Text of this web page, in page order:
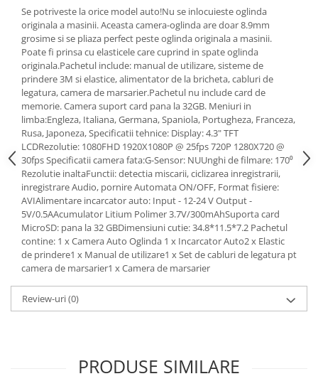
Cititoare coduri de bare
Accesorii pistoale de lipit
Aparate termoviziune
Banda Izolatoare
Microscoape
Paste de lipit
Surse de laborator
Suruburi, dibluri si accesorii uz
general
Termometre
Unelte si aparate de masura
Accesorii si electrice auto
Becuri auto, leduri
Suporturi telefoane
Accesorii auto
Se potriveste la orice model auto!Nu se inlocuieste oglinda
originala a masinii. Aceasta camera-oglinda are doar 8.9mm
grosime si se pliaza perfect peste oglinda originala a masinii.
Poate fi prinsa cu elasticele care cuprind in spate oglinda
originala.Pachetul include: manual de utilizare, sisteme de
prindere 3M si elastice, alimentator de la bricheta, cabluri de
legatura, camera de marsarier.Pachetul nu include card de
memorie. Camera suport card pana la 32GB. Meniuri in
limba:Engleza, Italiana, Germana, Spaniola, Portugheza, Franceza,
Rusa, Japoneza, Specificatii tehnice: Display: 4.3" TFT
LCDRezolutie: 1080FHD 1920X1080P @ 25fps 720P 1280X720 @
30fps Specificatii camera fata:G-Sensor: NUUnghi de filmare: 170⁰
Rezolutie inaltaFunctii: detectia miscarii, ciclizarea inregistrarii,
inregistrare Audio, pornire Automata ON/OFF, Format fisiere:
AVIAlimentare incarcator auto: Input - 12-24 V Output -
5V/0.5AAcumulator Litium Polimer 3.7V/300mAhSuporta card
MicroSD: pana la 32 GBDimensiuni cutie: 34.8*11.5*7.2 Pachetul
contine: 1 x Camera Auto Oglinda 1 x Incarcator Auto2 x Elastic
de prindere1 x Manual de utilizare1 x Set de cabluri de legatura pt
camera de marsarier1 x Camera de marsarier
Review-uri(0)
PRODUSE SIMILARE